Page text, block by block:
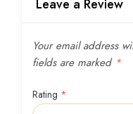
Leave a Review
Your email address
fields are marked *
Rating *